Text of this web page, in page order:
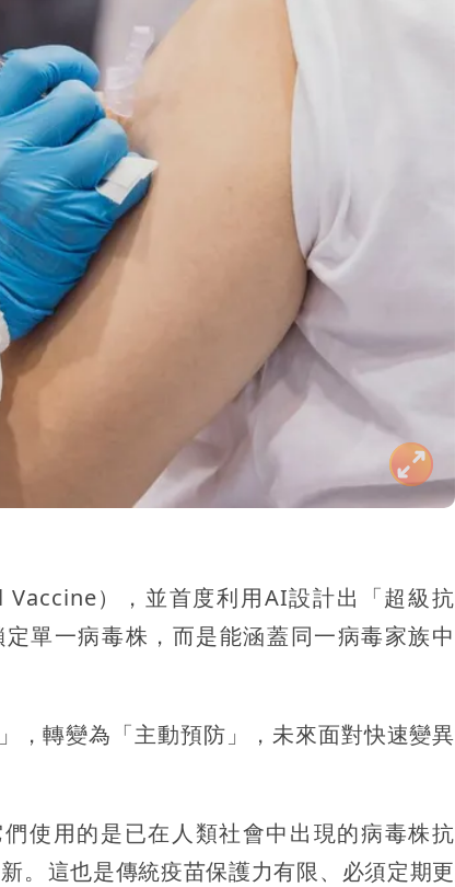
），並首度利用AI設計出「超級抗
單一病毒株，而是能涵蓋同一病毒家族中
，轉變為「主動預防」， 未來面對快速變異
使用的是已在人類社會中出現的病毒株抗
。 這也是傳統疫苗保護力有限、必須定期更